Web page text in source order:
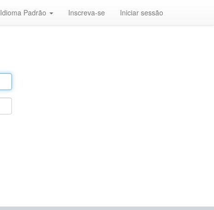
Idioma Padrão Inscreva-se Iniciar sessão